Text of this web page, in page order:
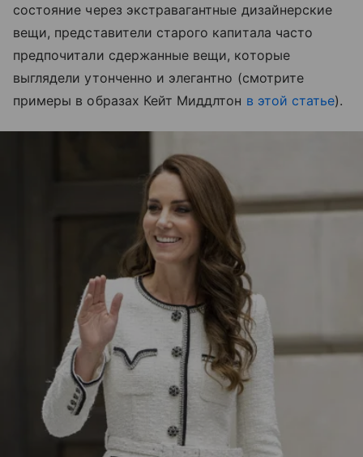
состояние через экстравагантные дизайнерские
вещи, представители старого капитала часто
предпочитали сдержанные вещи, которые
выглядели утонченно и элегантно (смотрите
примеры в образах Кейт Миддлтон в этой статье).